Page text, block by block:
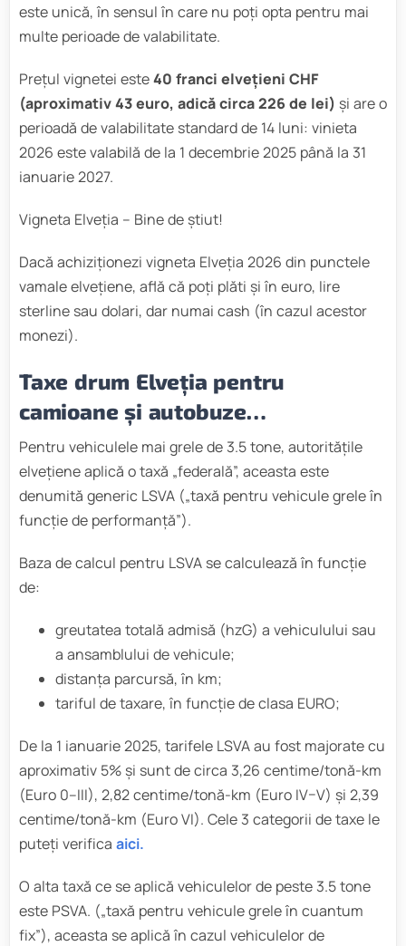
este unică, în sensul în care nu poți opta pentru mai
multe perioade de valabilitate.
Prețul vignetei este40 franci elvețieni CHF
(aproximativ 43 euro, adică circa 226 de lei) și are o
perioadă de valabilitate standard de 14 luni: vinieta
2026 este valabilă de la 1 decembrie 2025 până la 31
ianuarie 2027.
Vigneta Elveția – Bine de știut!
Dacă achiziționezi vigneta Elveția 2026 din punctele
vamale elvețiene, află că poți plăti și în euro, lire
sterline sau dolari, dar numai cash (în cazul acestor
monezi).
Taxe drum Elveția pentru
camioane și autobuze…
Pentru vehiculele mai grele de 3.5 tone, autoritățile
elvețiene aplică o taxă „federală”, aceasta este
denumită generic LSVA („taxă pentru vehicule grele în
funcție de performanță”).
Baza de calcul pentru LSVA se calculează în funcție
de:
greutatea totală admisă (hzG) a vehiculului sau
a ansamblului de vehicule;
distanța parcursă, în km;
tariful de taxare, în funcție de clasa EURO;
De la 1 ianuarie 2025, tarifele LSVA au fost majorate cu
aproximativ 5% și sunt de circa 3,26 centime/tonă-km
(Euro 0–III), 2,82 centime/tonă-km (Euro IV–V) și 2,39
centime/tonă-km (Euro VI). Cele 3 categorii de taxe le
puteți verifica aici.
O alta taxă ce se aplică vehiculelor de peste 3.5 tone
este PSVA. („taxă pentru vehicule grele în cuantum
fix”), aceasta se aplică în cazul vehiculelor de